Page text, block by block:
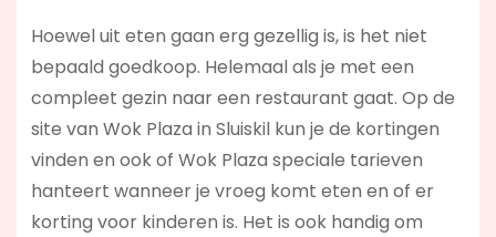
Hoewel uit eten gaan erg gezellig is, is het niet
bepaald goedkoop. Helemaal als je met een
compleet gezin naar een restaurant gaat. Op de
site van Wok Plaza in Sluiskil kun je de kortingen
vinden en ook of Wok Plaza speciale tarieven
hanteert wanneer je vroeg komt eten en of er
korting voor kinderen is. Het is ook handig om